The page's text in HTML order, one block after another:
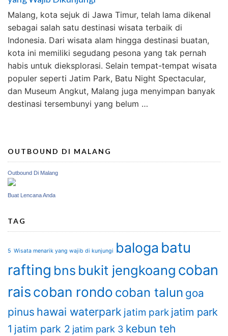
Malang, kota sejuk di Jawa Timur, telah lama dikenal
sebagai salah satu destinasi wisata terbaik di
Indonesia. Dari wisata alam hingga destinasi buatan,
kota ini memiliki segudang pesona yang tak pernah
habis untuk dieksplorasi. Selain tempat-tempat wisata
populer seperti Jatim Park, Batu Night Spectacular,
dan Museum Angkut, Malang juga menyimpan banyak
destinasi tersembunyi yang belum …
OUTBOUND DI MALANG
Outbound Di Malang
Buat Lencana Anda
TAG
5 Wisata menarik yang wajib di kunjungi baloga batu
rafting bns bukit jengkoang coban
raiscoban rondo coban talun goa
pinus hawai waterpark jatim park jatim park
1 jatim park 2 jatim park 3 kebun teh